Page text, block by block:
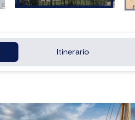
Itinerario